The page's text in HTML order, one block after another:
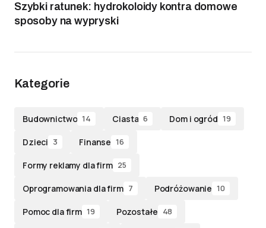
Szybki ratunek: hydrokoloidy kontra domowe
sposoby na wypryski
Kategorie
Budownictwo 14 Ciasta 6 Dom i ogród 19
Dzieci 3 Finanse 16
Formy reklamy dla firm 25
Oprogramowania dla firm 7 Podróżowanie 10
Pomoc dla firm 19 Pozostałe 48